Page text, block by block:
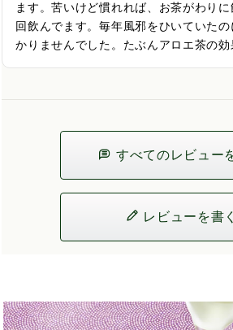
ます。苦いけど慣れれば、お茶がわり
回飲んでます。毎年風邪をひいていた
かりませんでした。たぶんアロエ茶の効
すべてのレビュー
レビューを書く